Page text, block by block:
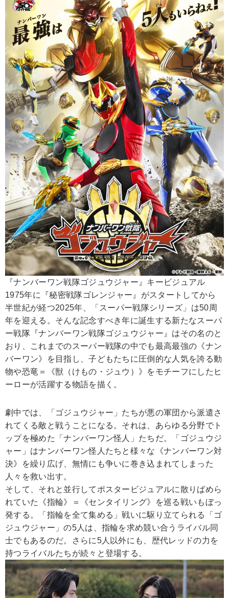
『ナンバーワン戦隊ゴジュウジャー』キービジュアル
1975年に『秘密戦隊ゴレンジャー』がスタートしてから
半世紀が経つ2025年、「スーパー戦隊シリーズ」は50周
年を迎える。そんな記念すべき年に誕生する新たなスーパ
ー戦隊『ナンバーワン戦隊ゴジュウジャー』はその名のと
おり、これまでのスーパー戦隊の中でも最高最強の《ナン
バーワン》を目指し、子どもたちに圧倒的な人気を誇る動
物や恐竜＝《獣（けもの・ジュウ）》をモチーフにしたヒ
ーローが活躍する物語を描く。
劇中では、「ゴジュウジャー」たちが悪の軍団から派遣さ
れてくる敵と戦うことになる。それは、あらゆる分野でト
ップを極めた「ナンバーワン怪人」たちだ。「ゴジュウジ
ャー」はナンバーワン怪人たちと様々な《ナンバーワン対
決》を繰り広げ、無情にも争いに巻き込まれてしまった
人々を救い出す。
そして、それと並行してポスタービジュアルに散りばめら
れていた《指輪》＝《センタイリング》を巡る戦いもぼっ
発する。「指輪を全て集める」戦いに駆り立てられる「ゴ
ジュウジャー」の5人は、指輪を求め競い合うライバル同
士でもあるのだ。さらに5人以外にも、歴代レッドの力を
持つライバルたちが続々と登場する。